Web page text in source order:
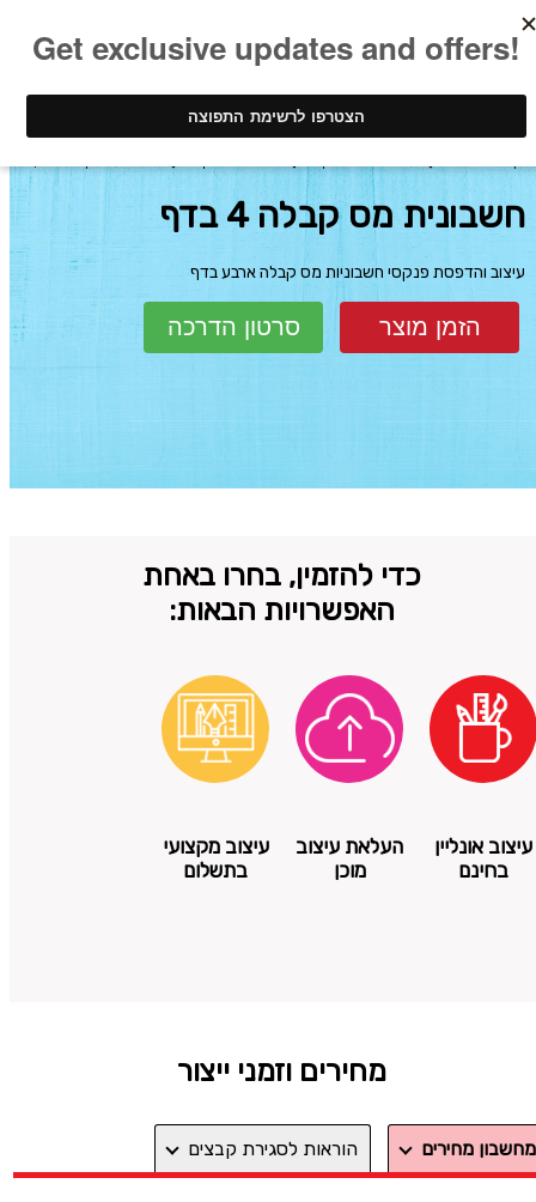
חשבונית מס קבלה 4 בדף
עיצוב והדפסת פנקסי חשבוניות מס קבלה ארבע בדף
הזמן מוצר סרטון הדרכה
כדי להזמין, בחרו באחת
האפשרויות הבאות:
עיצוב אונליין
בחינם
העלאת עיצוב
מוכן
עיצוב מקצועי
בתשלום
מחירים וזמני ייצור
מחשבון מחירים הוראות לסגירת קבצים